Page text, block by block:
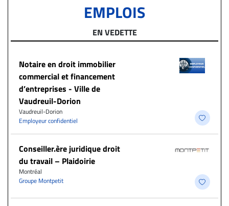
EMPLOIS
EN VEDETTE
Notaire en droit immobilier
commercial et financement
d’entreprises - Ville de
Vaudreuil-Dorion
Vaudreuil-Dorion
Employeur confidentiel
Conseiller.ère juridique droit
du travail – Plaidoirie
Montréal
Groupe Montpetit